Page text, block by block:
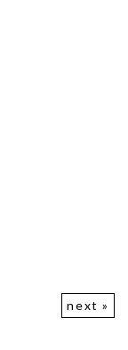
next »